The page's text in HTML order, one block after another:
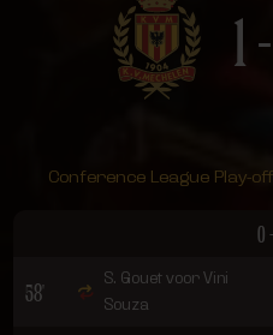
1
Conference League Play-
0
58'
S. Gouet voor Vini
Souza